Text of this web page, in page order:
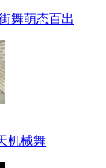
舞萌态百出
机械舞